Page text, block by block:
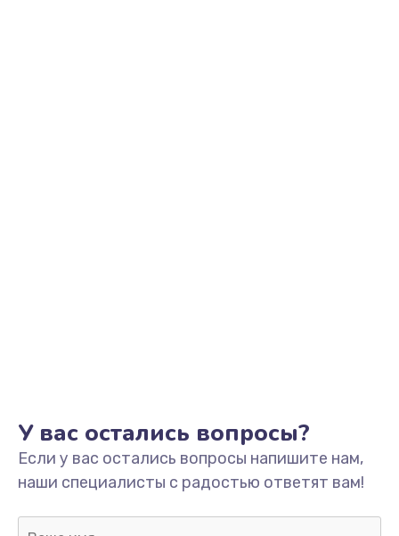
У вас остались вопросы?
Если у вас остались вопросы напишите нам,
наши специалисты с радостью ответят вам!